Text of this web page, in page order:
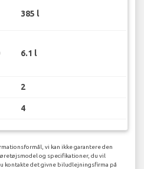
385 l
6.1 l
2
4
vi kan ikke garantere den
og specifikationer, du vil
kontakte det givne biludlejningsfirma på